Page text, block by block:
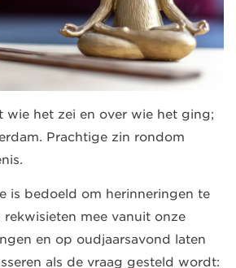
wie het zei en over wie het ging;
Prachtige zin rondom
is bedoeld om herinneringen te
rekwisieten mee vanuit onze
en op oudjaarsavond laten
als de vraag gesteld wordt: